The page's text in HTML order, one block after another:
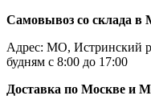
Самовывоз со склада в
Адрес: МО, Истринский
будням с 8:00 до 17:00
Доставка по Москве и